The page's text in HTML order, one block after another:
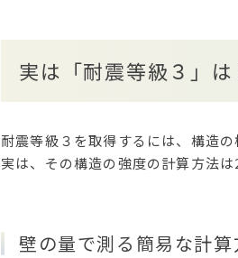
実は「耐震等級３」
耐震等級３を取得するには、構造の
実は、その構造の強度の計算方法
壁の量で測る簡易な計算